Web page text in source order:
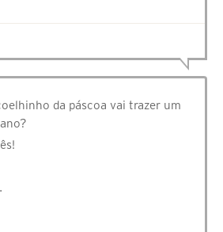
da páscoa vai trazer um